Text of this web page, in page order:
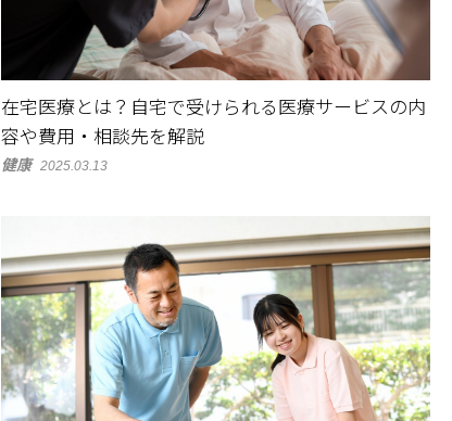
在宅医療とは？自宅で受けられる医療サービスの内
容や費用・相談先を解説
健康 2025.03.13